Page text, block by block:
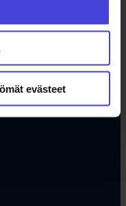
evästeet